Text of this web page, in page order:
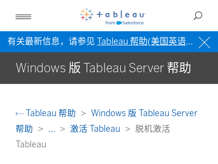
有关最新信息，请参见 Tableau 帮助(美国英语) 。
Windows 版 Tableau Server 帮助
Tableau 帮助
Windows 版 Tableau Server
帮助
... 激活 Tableau
脱机激活
Tableau